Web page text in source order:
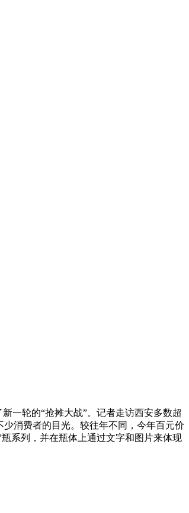
一轮的“抢摊大战”。记者走访西安多数超
消费者的目光。较往年不同，今年百元价
系列，并在瓶体上通过文字和图片来体现